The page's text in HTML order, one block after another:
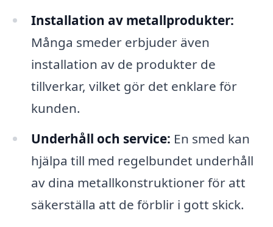
Installation av metallprodukter:
Många smeder erbjuder även
installation av de produkter de
tillverkar, vilket gör det enklare för
kunden.
Underhåll och service: En smed kan
hjälpa till med regelbundet underhåll
av dina metallkonstruktioner för att
säkerställa att de förblir i gott skick.